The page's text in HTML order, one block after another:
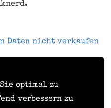
Sie optimal zu
verbessern zu
Daten nicht verkaufen